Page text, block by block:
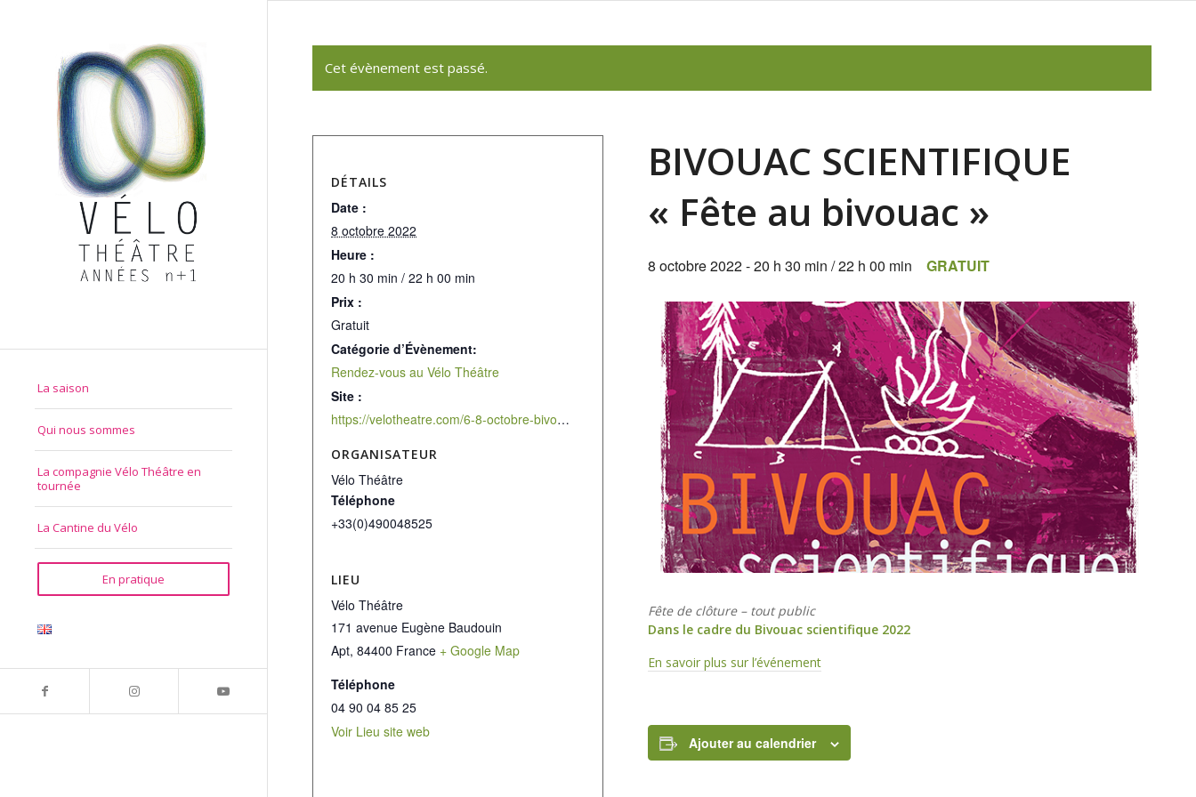
La saison
Qui nous sommes
La compagnie Vélo Théâtre en
tournée
La Cantine du Vélo
En pratique
Cet évènement est passé.
BIVOUAC SCIENTIFIQUE
« Fête au bivouac »
8 octobre 2022 - 20 h 30 min /22 h 00 min GRATUIT
Fête de clôture – tout public
Dans le cadre du Bivouac scientifique 2022
En savoir plus sur l’événement
Ajouter au calendrier
DÉTAILS
Date :
8 octobre 2022
Heure :
20 h 30 min / 22 h 00 min
Prix :
Gratuit
Catégorie d’Évènement:
Rendez-vous au Vélo Théâtre
Site :
https://velotheatre.com/6-8-octobre-bivouac-scientifique-2022/
ORGANISATEUR
Vélo Théâtre
Téléphone
+33(0)490048525
LIEU
Vélo Théâtre
171 avenue Eugène Baudouin
Apt, 84400 France + Google Map
Téléphone
04 90 04 85 25
Voir Lieu site web